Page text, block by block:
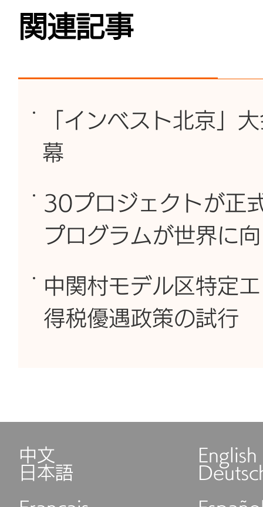
関連記事
「インベスト北京
幕
30プロジェクトが正
プログラムが世界に
中関村モデル区特定
得税優遇政策の試行
中文 English
日本語